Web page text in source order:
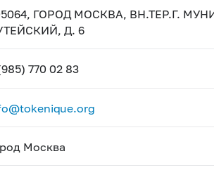
ГОРОД МОСКВА, ВН.ТЕР.Г.
Д. 6
770 02 83
Москва